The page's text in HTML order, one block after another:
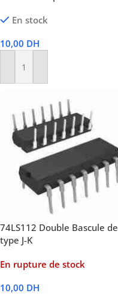
En stock
10,00 DH
Ajouter Au Panier
74LS112 Double Bascule de
type J-K
En rupture de stock
10,00 DH